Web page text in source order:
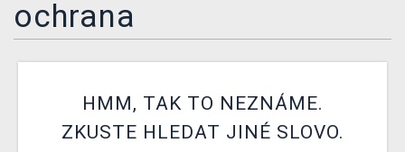
DOPRAVA
XZONE KLUB
TCG & BOARDGAME HUB
VÝKUP HER (BAZAR)
ochrana
HMM, TAK TO NEZNÁME.
ZKUSTE HLEDAT JINÉ SLOVO.